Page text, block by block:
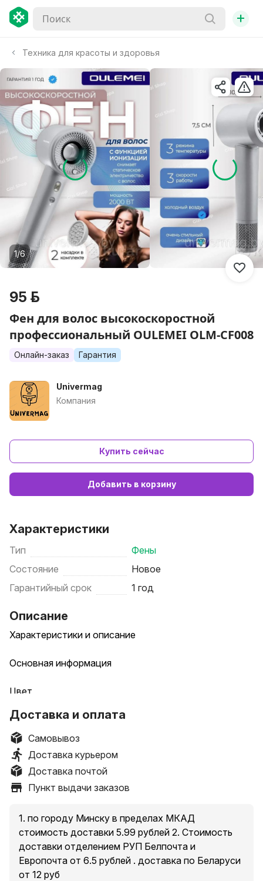
+
Техника для красоты и здоровья
1/6
95 р.
Фен для волос высокоскоростной
профессиональный OULEMEI OLM-CF008
Онлайн-заказ Гарантия
Univermag
Компания
Купить сейчас
Добавить в корзину
Характеристики
Тип
Фены
Состояние
Новое
Гарантийный срок
1 год
Описание
Характеристики и описание
Основная информация
Цвет
Общие характеристики
Тип фена
профессиональный; компактный
OLM-CF008
Гарантийный срок
1 год
Доставка и оплата
Самовывоз
Доставка курьером
Доставка почтой
Пункт выдачи заказов
1. по городу Минску в пределах МКАД
стоимость доставки 5.99 рублей 2. Стоимость
доставки отделением РУП Белпочта и
Европочта от 6.5 рублей . доставка по Беларуси
от 12 руб